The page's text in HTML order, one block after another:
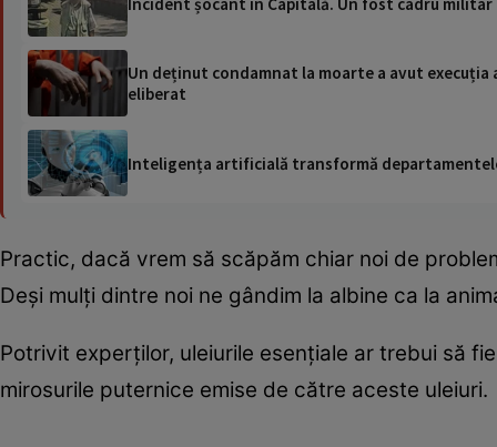
Un deținut condamnat la moarte a avut
eliberat
Inteligența artificială transformă
Practic, dacă vrem să scăpăm chiar noi de
Deși mulți dintre noi ne gândim la albine ca la
Potrivit experților, uleiurile esențiale ar trebui să
mirosurile puternice emise de către aceste uleiuri.